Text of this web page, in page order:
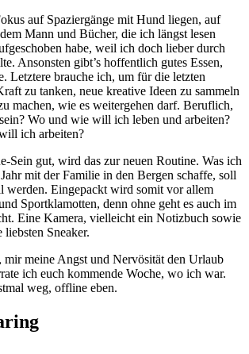
auf Spaziergänge mit Hund liegen, auf
Mann und Bücher, die ich längst lesen
habe, weil ich doch lieber durch
Ansonsten gibt’s hoffentlich gutes Essen,
Letztere brauche ich, um für die letzten
zu tanken, neue kreative Ideen zu sammeln
machen, wie es weitergehen darf. Beruflich,
Wo und wie will ich leben und arbeiten?
ich arbeiten?
Sein gut, wird das zur neuen Routine. Was ich
mit der Familie in den Bergen schaffe, soll
werden. Eingepackt wird somit vor allem
Sportklamotten, denn ohne geht es auch im
Eine Kamera, vielleicht ein Notizbuch sowie
Sneaker.
mir meine Angst und Nervösität den Urlaub
ich euch kommende Woche, wo ich war.
weg, offline eben.